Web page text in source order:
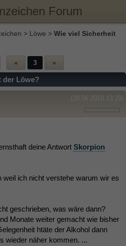
Forum
> Löwe > Wie viel Sicherheit
« 3 »
der Löwe?
(28.06.2018 13:29)
deine Antwort Skorpion
ich nicht verstehe warum wir es
geschrieben, was wäre dann?
Monate weiter gemacht wie bisher
htäte der Alkohol dann
wieder näher kommen. ...